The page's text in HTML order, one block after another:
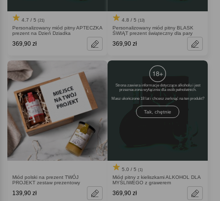
4.7 / 5 (21)
Personalizowany miód pitny APTECZKA
prezent na Dzień Dziadka
369,90 zł
4.8 / 5 (13)
Personalizowany miód pitny BLASK
ŚWIĄT prezent świąteczny dla pary
369,90 zł
Miód polski na prezent TWÓJ
PROJEKT zestaw prezentowy
139,90 zł
Strona zawiera informacje dotyczące alkoholu i jest
przeznaczona wyłącznie dla osób pełnoletnich.
Masz ukończone 18 lat i chcesz zerknąć na ten produkt
Tak, chętnie
5.0 / 5 (1)
Miód pitny z kieliszkami ALKOHOL DLA
MYŚLIWEGO z grawerem
369,90 zł